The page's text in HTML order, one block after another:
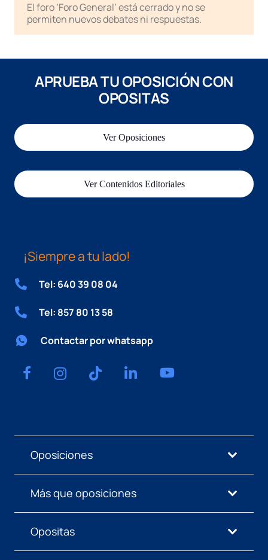
El foro ‘Foro General’ está cerrado y no se
permiten nuevos debates ni respuestas.
APRUEBA TU OPOSICIÓN CON
OPOSITAS
Ver Oposiciones
Ver Contenidos Editoriales
¡Siempre a tu lado!
Tel: 640 39 08 04
Tel: 857 80 13 58
Contactar por whatsapp
Oposiciones
Más que oposiciones
Opositas